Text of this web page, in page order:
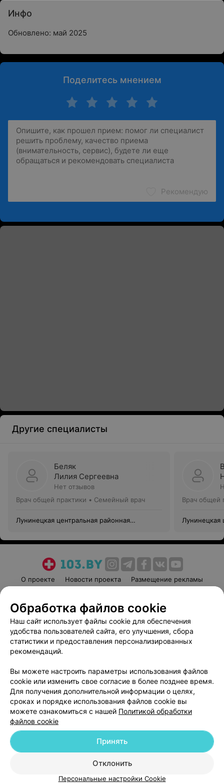
Инфо
Обновлено: май 2025
Поделитесь мнением
Рекомендую
Другие специалисты
Беляк
Лилия Сергеевна
Нет отзывов
Врач общей практики • Семейный врач
Лунинецкая центральная районная
Врач общей
Лунинецкая
О проекте Новости проекта
Размещение рекламы
Пользовательское соглашение
Способы оплаты
Вакансии
Партнеры
Написать руководителю 103.by
Обработка персональных данных
© 2026 ООО «Артокс Лаб», УНП 191700409
| 220012, Республика Беларусь,
Служба поддержки +375 291212755
Обработка файлов cookie
Наш сайт использует файлы cookie для обеспечения
удобства пользователей сайта, его улучшения, сбора
статистики и предоставления персонализированных
рекомендаций.
Вы можете настроить параметры использования файлов
cookie или изменить свое согласие в более позднее время.
Для получения дополнительной информации о целях,
сроках и порядке использования файлов cookie вы
можете ознакомиться с нашей Политикой обработки
файлов cookie
Отклонить
Принять
Персональные настройки Cookie